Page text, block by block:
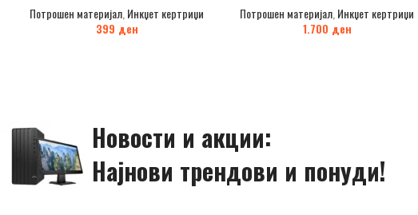
Потрошен материјал Инкџет кертриџи
399 ден
Потрошен материјал Инкџет кертриџи
1.700 ден
Новости и акции:
Најнови трендови и понуди!